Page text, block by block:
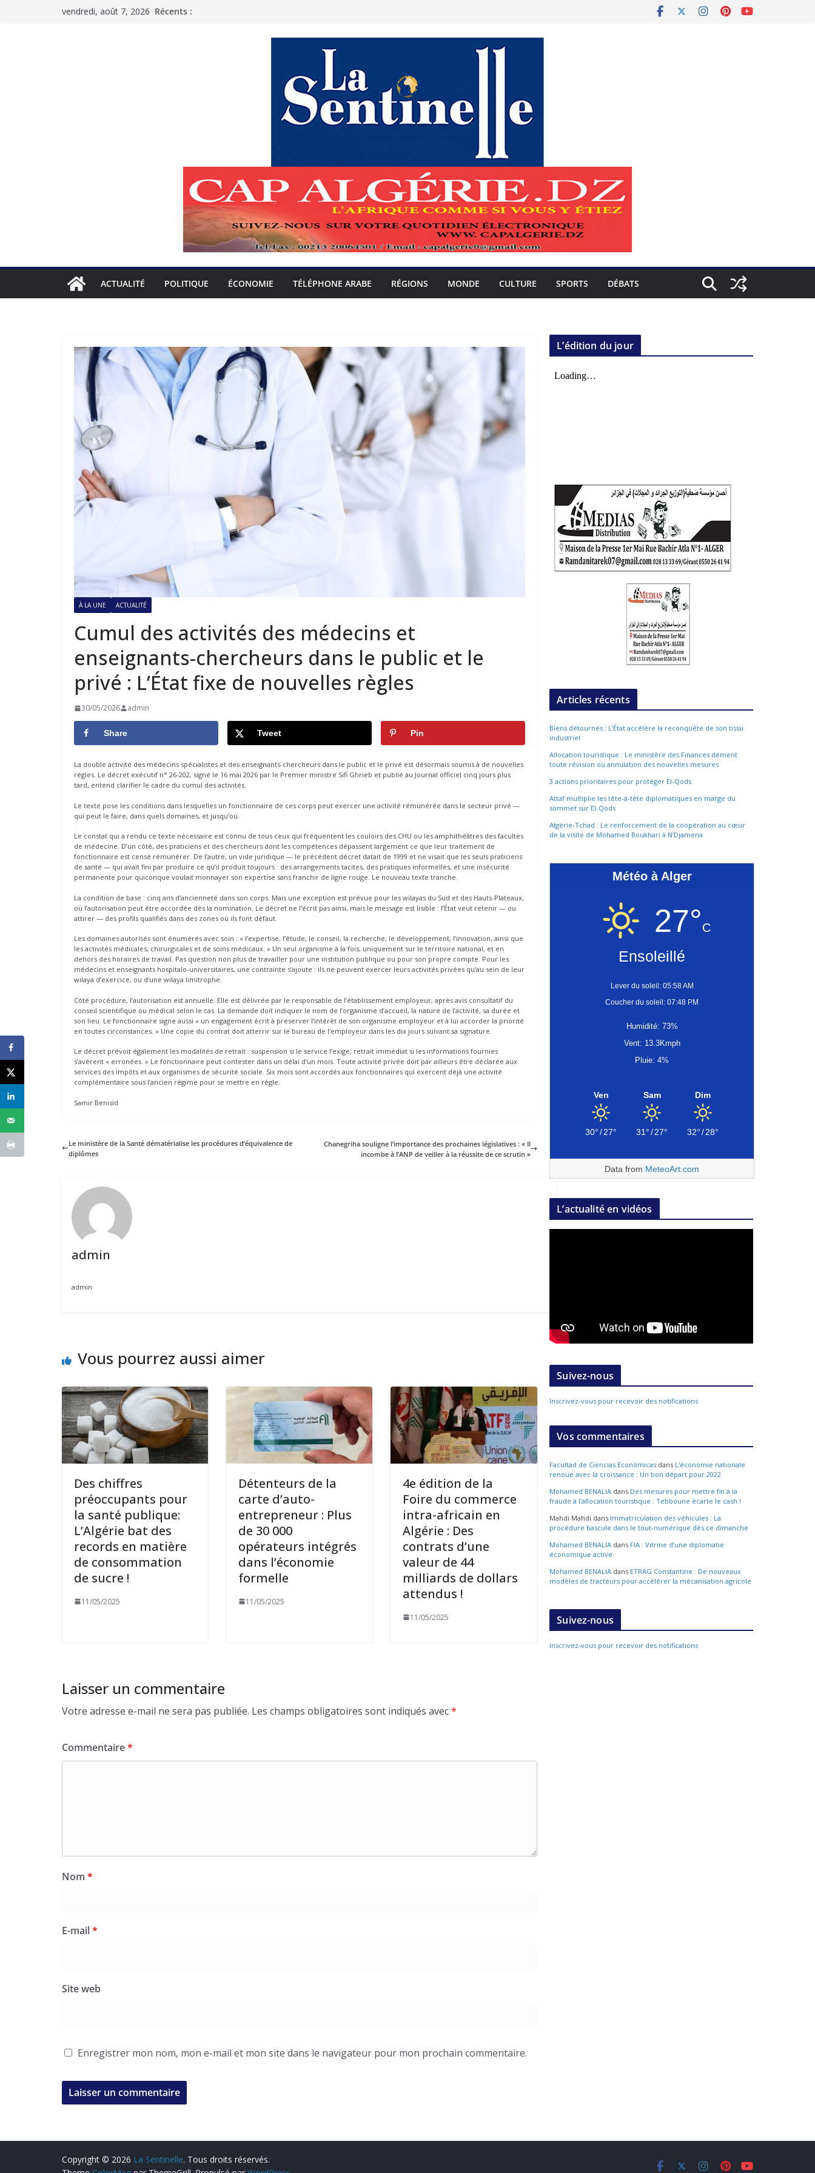
vendredi, août 7, 2026 Récents :
ACTUALITÉ POLITIQUE ÉCONOMIE TÉLÉPHONE ARABE RÉGIONS MONDE CULTURE SPORTS DÉBATS
À LA UNE ACTUALITÉ
Cumul des activités des médecins et
enseignants-chercheurs dans le public et le
privé : L’État fixe de nouvelles règles
30/05/2026 admin
Share Tweet Pin
La double activité des médecins spécialistes et des enseignants-chercheurs dans le public et le privé est désormais soumis à de nouvelles
règles. Le décret exécutif n° 26-202, signé le 16 mai 2026 par le Premier ministre Sifi Ghrieb et publié au Journal officiel cinq jours plus
tard, entend clarifier le cadre du cumul des activités.
Le texte pose les conditions dans lesquelles un fonctionnaire de ces corps peut exercer une activité rémunérée dans le secteur privé —
qui peut le faire, dans quels domaines, et jusqu’où.
Le constat qui a rendu ce texte nécessaire est connu de tous ceux qui fréquentent les couloirs des CHU ou les amphithéâtres des facultés
de médecine. D’un côté, des praticiens et des chercheurs dont les compétences dépassent largement ce que leur traitement de
fonctionnaire est censé rémunérer. De l’autre, un vide juridique — le précédent décret datait de 1999 et ne visait que les seuls praticiens
de santé — qui avait fini par produire ce qu’il produit toujours : des arrangements tacites, des pratiques informelles, et une insécurité
permanente pour quiconque voulait monnayer son expertise sans franchir de ligne rouge. Le nouveau texte tranche.
La condition de base : cinq ans d’ancienneté dans son corps. Mais une exception est prévue pour les wilayas du Sud et des Hauts-Plateaux,
où l’autorisation peut être accordée dès la nomination. Le décret ne l’écrit pas ainsi, mais le message est lisible : l’État veut retenir — ou
attirer — des profils qualifiés dans des zones où ils font défaut.
Les domaines autorisés sont énumérés avec soin : « l’expertise, l’étude, le conseil, la recherche, le développement, l’innovation, ainsi que
les activités médicales, chirurgicales et de soins médicaux. » Un seul organisme à la fois, uniquement sur le territoire national, et en
dehors des horaires de travail. Pas question non plus de travailler pour une institution publique ou pour son propre compte. Pour les
médecins et enseignants hospitalo-universitaires, une contrainte s’ajoute : ils ne peuvent exercer leurs activités privées qu’au sein de leur
wilaya d’exercice, ou d’une wilaya limitrophe.
Côté procédure, l’autorisation est annuelle. Elle est délivrée par le responsable de l’établissement employeur, après avis consultatif du
conseil scientifique ou médical selon le cas. La demande doit indiquer le nom de l’organisme d’accueil, la nature de l’activité, sa durée et
son lieu. Le fonctionnaire signe aussi « un engagement écrit à préserver l’intérêt de son organisme employeur et à lui accorder la priorité
en toutes circonstances. » Une copie du contrat doit atterrir sur le bureau de l’employeur dans les dix jours suivant sa signature.
Le décret prévoit également les modalités de retrait : suspension si le service l’exige, retrait immédiat si les informations fournies
s’avèrent « erronées. » Le fonctionnaire peut contester dans un délai d’un mois. Toute activité privée doit par ailleurs être déclarée aux
services des impôts et aux organismes de sécurité sociale. Six mois sont accordés aux fonctionnaires qui exercent déjà une activité
complémentaire sous l’ancien régime pour se mettre en règle.
Samir Benisid
Le ministère de la Santé dématérialise les procédures d’équivalence de
diplômes
Chanegriha souligne l’importance des prochaines législatives : « Il
incombe à l’ANP de veiller à la réussite de ce scrutin »
admin
admin
Vous pourrez aussi aimer
Des chiffres
préoccupants pour
la santé publique:
L’Algérie bat des
records en matière
de consommation
de sucre !
11/05/2025
Détenteurs de la
carte d’auto-
entrepreneur : Plus
de 30 000
opérateurs intégrés
dans l’économie
formelle
11/05/2025
4e édition de la
Foire du commerce
intra-africain en
Algérie : Des
contrats d’une
valeur de 44
milliards de dollars
attendus !
11/05/2025
Laisser un commentaire
Votre adresse e-mail ne sera pas publiée. Les champs obligatoires sont indiqués avec*
Commentaire*
Nom *
E-mail*
Site web
Enregistrer mon nom, mon e-mail et mon site dans le navigateur pour mon prochain commentaire.
L’édition du jour
Articles récents
Biens détournés : L’État accélère la reconquête de son tissu
industriel
Allocation touristique : Le ministère des Finances dément
toute révision ou annulation des nouvelles mesures
3 actions prioritaires pour protéger El-Qods
Attaf multiplie les tête-à-tête diplomatiques en marge du
sommet sur El-Qods
Algérie-Tchad : Le renforcement de la coopération au cœur
de la visite de Mohamed Boukhari à N’Djamena
Météo à Alger
27°C
Ensoleillé
Lever du soleil: 05:58 AM
Coucher du soleil: 07:48 PM
Humidité: 73%
Vent: 13.3Kmph
Pluie: 4%
Ven
30°/27°
Sam
31°/27°
Dim
32°/28°
Data from MeteoArt.com
L’actualité en vidéos
Suivez-nous
Inscrivez-vous pour recevoir des notifications
Vos commentaires
Facultad de Ciencias Económicas dans L’économie nationale
renoue avec la croissance : Un bon départ pour 2022
Mohamed BENALIA dans Des mesures pour mettre fin à la
fraude à l’allocation touristique : Tebboune écarte le cash !
Mahdi Mahdi dans Immatriculation des véhicules : La
procédure bascule dans le tout-numérique dès ce dimanche
Mohamed BENALIA dans FIA : Vitrine d’une diplomatie
économique active
Mohamed BENALIA dans ETRAG Constantine : De nouveaux
modèles de tracteurs pour accélérer la mécanisation agricole
Suivez-nous
Inscrivez-vous pour recevoir des notifications
Copyright © 2026 La Sentinelle. Tous droits réservés.